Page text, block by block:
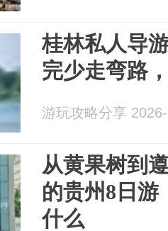
桂林私人导
完少走弯路
游玩攻略分享
从黄果树到
的贵州8日游
什么